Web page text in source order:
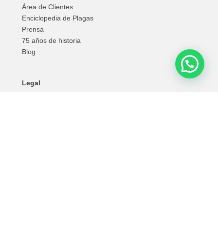
Área de Clientes
Enciclopedia de Plagas
Prensa
75 años de historia
Blog
Legal